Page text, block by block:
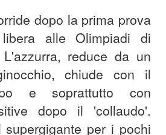
dopo la prima prova
alle Olimpiadi di
reduce da un
chiude con il
e soprattutto con
dopo il 'collaudo'.
per i pochi